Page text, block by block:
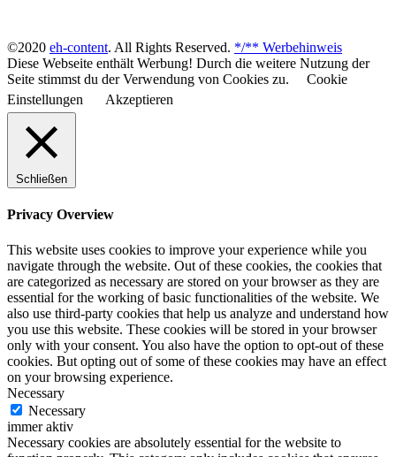
©2020 eh-content. All Rights Reserved. */** Werbehinweis
Diese Webseite enthält Werbung! Durch die weitere Nutzung der
Seite stimmst du der Verwendung von Cookies zu.
Cookie
Einstellungen
Akzeptieren
Schließen
Privacy Overview
This website uses cookies to improve your experience while you
navigate through the website. Out of these cookies, the cookies that
are categorized as necessary are stored on your browser as they are
essential for the working of basic functionalities of the website. We
also use third-party cookies that help us analyze and understand how
you use this website. These cookies will be stored in your browser
only with your consent. You also have the option to opt-out of these
cookies. But opting out of some of these cookies may have an effect
on your browsing experience.
Necessary
Necessary
immer aktiv
Necessary cookies are absolutely essential for the website to